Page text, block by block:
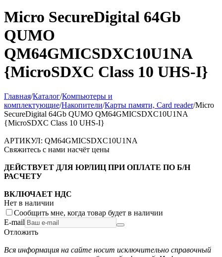
Micro SecureDigital 64Gb
QUMO
QM64GMICSDXC10U1NA
{MicroSDXC Class 10 UHS-I}
Главная/Каталог/Компьютеры и
комплектующие/Накопители/Карты памяти, Card reader/Micro
SecureDigital 64Gb QUMO QM64GMICSDXC10U1NA
{MicroSDXC Class 10 UHS-I}
АРТИКУЛ: QM64GMICSDXC10U1NA
Свяжитесь с нами насчёт цены
ДЕЙСТВУЕТ ДЛЯ ЮРЛИЦ ПРИ ОПЛАТЕ ПО Б/Н
РАСЧЕТУ
ВКЛЮЧАЕТ НДС
Нет в наличии
Сообщить мне, когда товар будет в наличии
E-mail
Отложить
Вся информация на сайте носит исключительно справочный